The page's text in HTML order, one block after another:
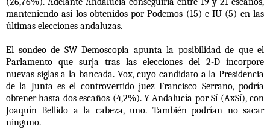
manteniendo así los obtenidos por Podemos (15) e IU (5) en las
últimas elecciones andaluzas.
El sondeo de SW Demoscopia apunta la posibilidad de que el
Parlamento que surja tras las elecciones del 2-D incorpore
nuevas siglas a la bancada. Vox, cuyo candidato a la Presidencia
de la Junta es el controvertido juez Francisco Serrano, podría
obtener hasta dos escaños (4,2%). YAndalucía por Sí (AxSí), con
Joaquín Bellido a la cabeza, uno. También podrían no sacar
ninguno.